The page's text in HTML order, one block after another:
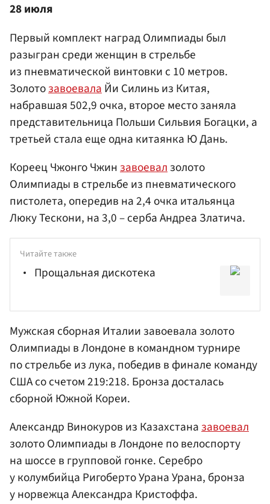
28 июля
Первый комплект наград Олимпиады был
разыгран среди женщин в стрельбе
из пневматической винтовки с 10 метров.
Золотозавоевала Йи Силинь из Китая,
набравшая 502,9 очка, второе место заняла
представительница Польши Сильвия Богацки, а
третьей стала еще одна китаянка Ю Дань.
Кореец Чжонго Чжинзавоевалзолото
Олимпиады в стрельбе из пневматического
пистолета, опередив на 2,4 очка итальянца
Люку Тескони, на 3,0 – серба Андреа Златича.
Читайте также
Прощальная дискотека
Мужская сборная Италии завоевала золото
Олимпиады в Лондоне в командном турнире
по стрельбе из лука, победив в финале команду
США со счетом 219:218. Бронза досталась
сборной Южной Кореи.
Александр Винокуров из Казахстаназавоевал
золото Олимпиады в Лондоне по велоспорту
на шоссе в групповой гонке. Серебро
у колумбийца Ригоберто Урана Урана, бронза
у норвежца Александрa Кристоффa.